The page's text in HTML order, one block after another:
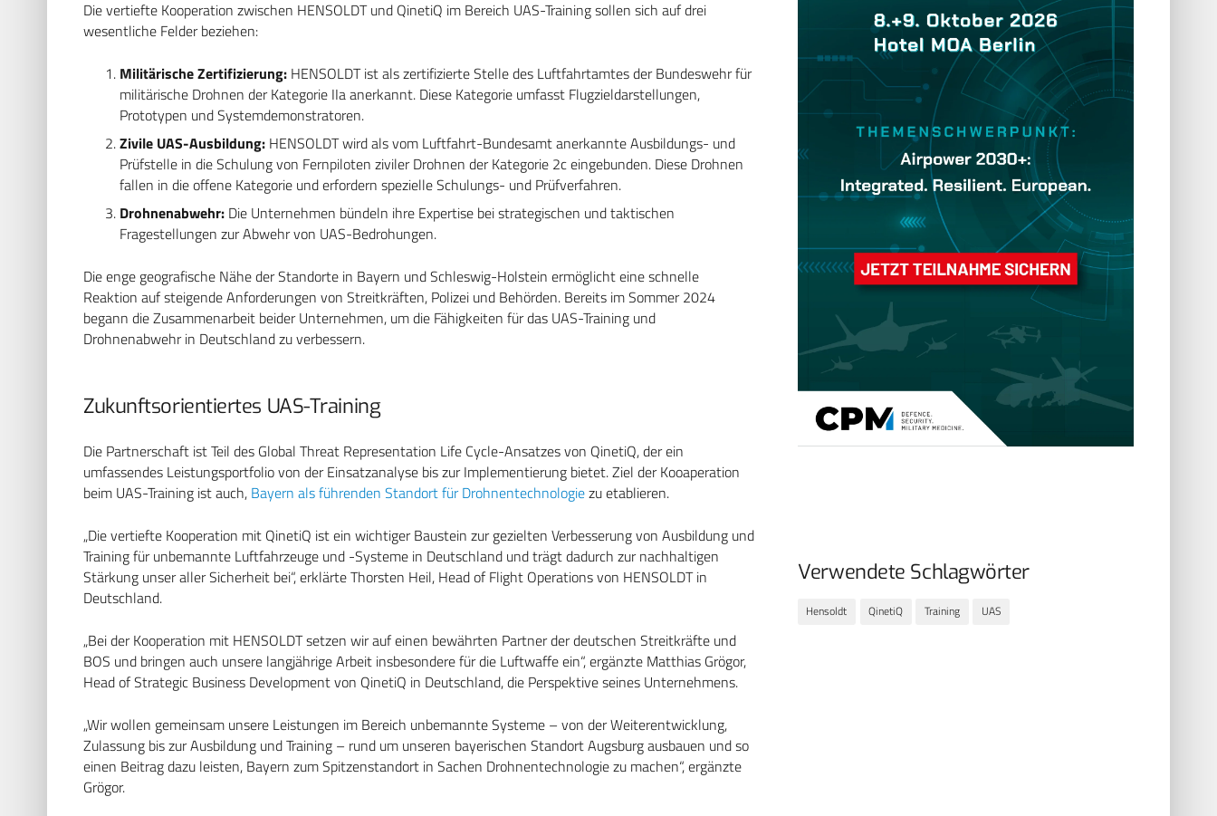
Die vertiefte Kooperation zwischen HENSOLDT und QinetiQ im Bereich UAS-Training sollen sich auf drei
wesentliche Felder beziehen:
Militärische Zertifizierung: HENSOLDT ist als zertifizierte Stelle des Luftfahrtamtes der Bundeswehr für
militärische Drohnen der Kategorie IIa anerkannt. Diese Kategorie umfasst Flugzieldarstellungen,
Prototypen und Systemdemonstratoren.
Zivile UAS-Ausbildung: HENSOLDT wird als vom Luftfahrt-Bundesamt anerkannte Ausbildungs- und
Prüfstelle in die Schulung von Fernpiloten ziviler Drohnen der Kategorie 2c eingebunden. Diese Drohnen
fallen in die offene Kategorie und erfordern spezielle Schulungs- und Prüfverfahren.
Drohnenabwehr: Die Unternehmen bündeln ihre Expertise bei strategischen und taktischen
Fragestellungen zur Abwehr von UAS-Bedrohungen.
Die enge geografische Nähe der Standorte in Bayern und Schleswig-Holstein ermöglicht eine schnelle
Reaktion auf steigende Anforderungen von Streitkräften, Polizei und Behörden. Bereits im Sommer 2024
begann die Zusammenarbeit beider Unternehmen, um die Fähigkeiten für das UAS-Training und
Drohnenabwehr in Deutschland zu verbessern.
Zukunftsorientiertes UAS-Training
Die Partnerschaft ist Teil des Global Threat Representation Life Cycle-Ansatzes von QinetiQ, der ein
umfassendes Leistungsportfolio von der Einsatzanalyse bis zur Implementierung bietet. Ziel der Kooaperation
beim UAS-Training ist auch, Bayern als führenden Standort für Drohnentechnologiezu etablieren.
„Die vertiefte Kooperation mit QinetiQ ist ein wichtiger Baustein zur gezielten Verbesserung von Ausbildung und
Training für unbemannte Luftfahrzeuge und -Systeme in Deutschland und trägt dadurch zur nachhaltigen
Stärkung unser aller Sicherheit bei“, erklärte Thorsten Heil, Head of Flight Operations von HENSOLDT in
Deutschland.
„Bei der Kooperation mit HENSOLDT setzen wir auf einen bewährten Partner der deutschen Streitkräfte und
BOS und bringen auch unsere langjährige Arbeit insbesondere für die Luftwaffe ein“, ergänzte Matthias Grögor,
Head of Strategic Business Development von QinetiQ in Deutschland, die Perspektive seines Unternehmens.
„Wir wollen gemeinsam unsere Leistungen im Bereich unbemannte Systeme – von der Weiterentwicklung,
Zulassung bis zur Ausbildung und Training – rund um unseren bayerischen Standort Augsburg ausbauen und so
einen Beitrag dazu leisten, Bayern zum Spitzenstandort in Sachen Drohnentechnologie zu machen“, ergänzte
Grögor.
Verwendete Schlagwörter
Hensoldt QinetiQ Training UAS